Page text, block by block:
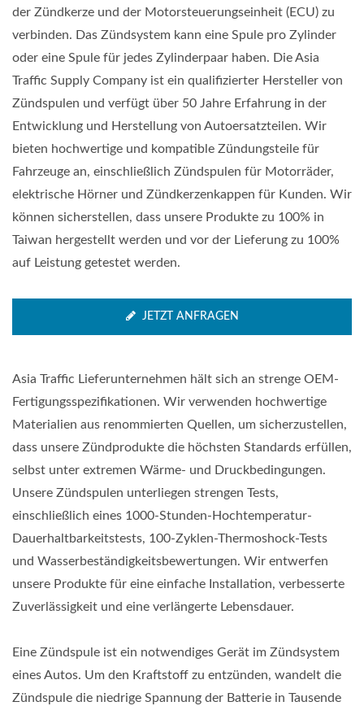
der Zündkerze und der Motorsteuerungseinheit (ECU) zu
verbinden. Das Zündsystem kann eine Spule pro Zylinder
oder eine Spule für jedes Zylinderpaar haben. Die Asia
Traffic Supply Company ist ein qualifizierter Hersteller von
Zündspulen und verfügt über 50 Jahre Erfahrung in der
Entwicklung und Herstellung von Autoersatzteilen. Wir
bieten hochwertige und kompatible Zündungsteile für
Fahrzeuge an, einschließlich Zündspulen für Motorräder,
elektrische Hörner und Zündkerzenkappen für Kunden. Wir
können sicherstellen, dass unsere Produkte zu 100% in
Taiwan hergestellt werden und vor der Lieferung zu 100%
auf Leistung getestet werden.
JETZT ANFRAGEN
Asia Traffic Lieferunternehmen hält sich an strenge OEM-
Fertigungsspezifikationen. Wir verwenden hochwertige
Materialien aus renommierten Quellen, um sicherzustellen,
dass unsere Zündprodukte die höchsten Standards erfüllen,
selbst unter extremen Wärme- und Druckbedingungen.
Unsere Zündspulen unterliegen strengen Tests,
einschließlich eines 1000-Stunden-Hochtemperatur-
Dauerhaltbarkeitstests, 100-Zyklen-Thermoshock-Tests
und Wasserbeständigkeitsbewertungen. Wir entwerfen
unsere Produkte für eine einfache Installation, verbesserte
Zuverlässigkeit und eine verlängerte Lebensdauer.
Eine Zündspule ist ein notwendiges Gerät im Zündsystem
eines Autos. Um den Kraftstoff zu entzünden, wandelt die
Zündspule die niedrige Spannung der Batterie in Tausende